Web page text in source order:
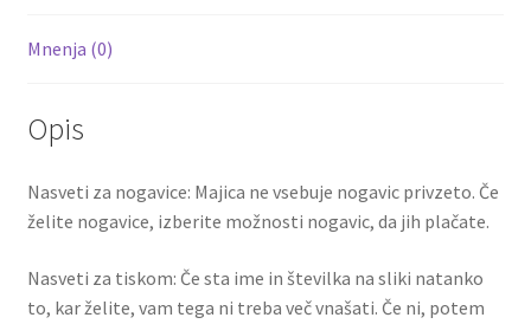
Mnenja (0)
Opis
Nasveti za nogavice: Majica ne vsebuje nogavic privzeto. Če
želite nogavice, izberite možnosti nogavic, da jih plačate.
Nasveti za tiskom: Če sta ime in številka na sliki natanko
to, kar želite, vam tega ni treba več vnašati. Če ni, potem